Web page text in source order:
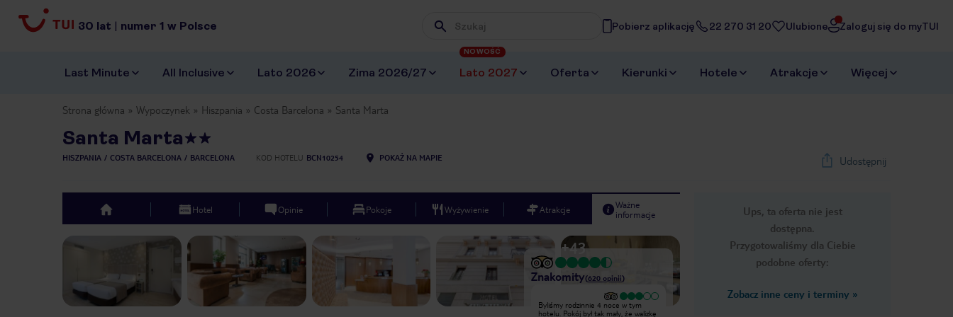
30 lat | numer 1 w Polsce Wpisz frazę, której szukasz
Pobierz aplikację 22 270 31 20 Ulubione Zaloguj się do myTUI
Last Minute All Inclusive Lato 2026 Zima 2026/27 Lato 2027
NOWOŚĆ
Oferta Kierunki Hotele Atrakcje Więcej
Strona główna Wypoczynek Hiszpania Costa Barcelona Santa Marta
Santa Marta
HISZPANIA COSTA BARCELONA BARCELONA KOD HOTELU BCN10254 POKAŻ NA MAPIE Udostępnij
Ups, ta oferta nie jest
dostępna.
Przygotowaliśmy dla Ciebie
podobne oferty:
Zobacz inne ceny i terminy »
top Hotel Opinie Pokoje Wyżywienie Atrakcje
Ważne
informacje
Next slide
1/49
+43
Znakomity(620 opinii)
Byliśmy rodzinnie 4 noce w tym
Byliśmy rodzinnie 4 noce w tym
hotelu. Pokój był tak mały, że walizkę